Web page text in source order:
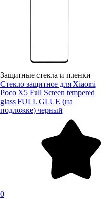
Защитные стекла и пленки
Стекло защитное для Xiaomi
Poco X5 Full Screen tempered
glass FULL GLUE (на
подложке) черный
0